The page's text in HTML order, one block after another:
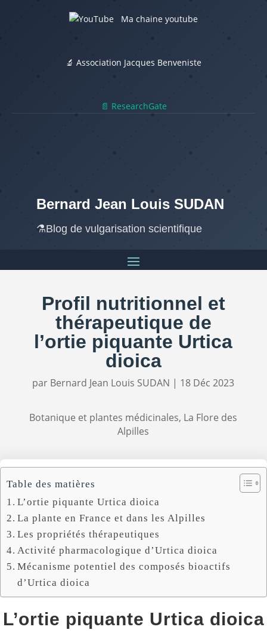
Ma chaine youtube
🔬 Association Jacques Benveniste
📄 ResearchGate
Bernard Jean Louis SUDAN
⚗️Blog de vulgarisation scientifique
Profil nutritionnel et
thérapeutique de
l’ortie piquante Urtica
dioica
par Bernard Jean Louis SUDAN | 18 Déc 2023
Botanique et plantes médicinales, La Flore des
Alpilles
Table des matières
L’ortie piquante Urtica dioica
La plante en France et dans les Alpilles
Les propriétés thérapeutiques
Activité pharmacologique d’Urtica dioica
Mécanisme potentiel des composés bioactifs
d’Urtica dioica
L’ortie piquante Urtica dioica